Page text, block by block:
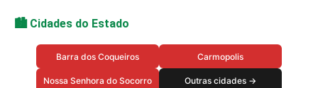
🏙️ Cidades do Estado
Barra dos Coqueiros Carmopolis
Nossa Senhora do Socorro Outras cidades →